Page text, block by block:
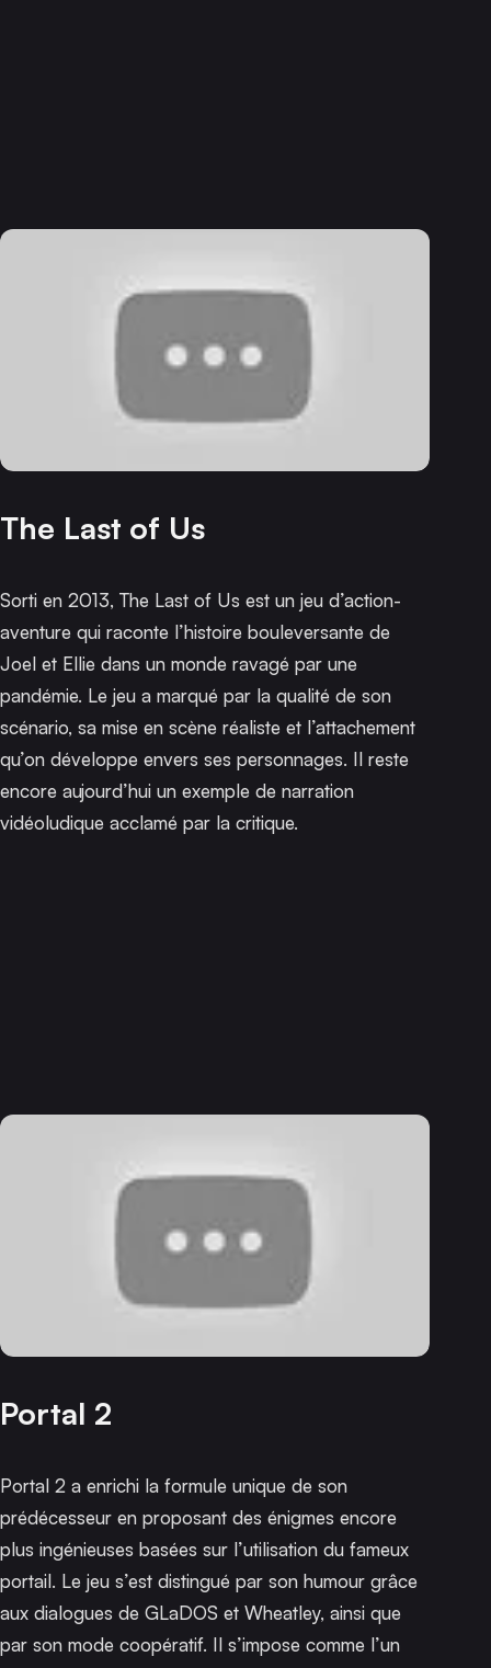
The Last of Us
Sorti en 2013, The Last of Us est un jeu d’action-
aventure qui raconte l’histoire bouleversante de
Joel et Ellie dans un monde ravagé par une
pandémie. Le jeu a marqué par la qualité de son
scénario, sa mise en scène réaliste et l’attachement
qu’on développe envers ses personnages. Il reste
encore aujourd’hui un exemple de narration
vidéoludique acclamé par la critique.
Portal 2
Portal 2 a enrichi la formule unique de son
prédécesseur en proposant des énigmes encore
plus ingénieuses basées sur l’utilisation du fameux
portail. Le jeu s’est distingué par son humour grâce
aux dialogues de GLaDOS et Wheatley, ainsi que
par son mode coopératif. Il s’impose comme l’un